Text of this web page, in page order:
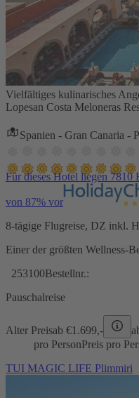
Vielfältiges kulinarisches
Lopesan Costa Meloneras
Spanien - Gran Canaria -
Für dieses Hotel liegen 7810
von 87% vor
8-tägige Flugreise, DZ inkl.
Einer der größten Wellness-
253100Bestellnr.:
Pauschalreise
Alter Preisab €1.699,-
pro PersonPreis pro
TUI MAGIC LIFE Plimmiri